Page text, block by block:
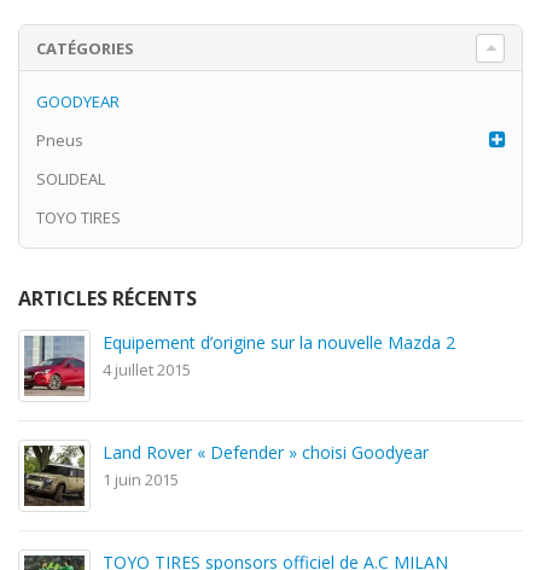
CATÉGORIES
GOODYEAR
Pneus
SOLIDEAL
TOYO TIRES
ARTICLES RÉCENTS
Equipement d’origine sur la nouvelle Mazda 2
4 juillet 2015
Land Rover « Defender » choisi Goodyear
1 juin 2015
TOYO TIRES sponsors officiel de A.C MILAN